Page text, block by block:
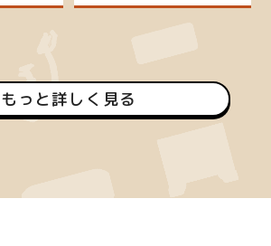
もっと詳しく見る